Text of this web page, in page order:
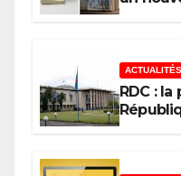
ACTUALITÉS
RDC :